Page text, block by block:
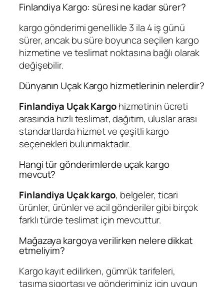
Finlandiya Kargo: süresi ne kadar sürer?
kargo gönderimi genellikle 3 ila 4 iş günü
sürer, ancak bu süre boyunca seçilen kargo
hizmetine ve teslimat noktasına bağlı olarak
değişebilir.
Dünyanın Uçak Kargo hizmetlerinin nelerdir?
Finlandiya Uçak Kargohizmetinin ücreti
arasında hızlı teslimat, dağıtım, uluslar arası
standartlarda hizmet ve çeşitli kargo
seçenekleri bulunmaktadır.
Hangi tür gönderimlerde uçak kargo
mevcut?
Finlandiya Uçak kargo, belgeler, ticari
ürünler, ürünler ve acil gönderiler gibi birçok
farklı türde teslimat için mevcuttur.
Mağazaya kargoya verilirken nelere dikkat
etmeliyim?
Kargo kayıt edilirken, gümrük tarifeleri,
taşıma sigortası ve gönderiminiz için uygun